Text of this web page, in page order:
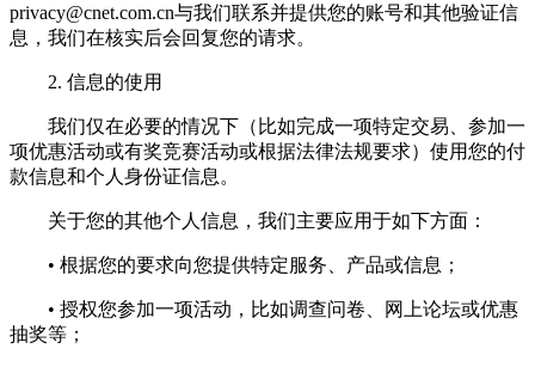
privacy@cnet.com.cn与我们联系并提供您的账号和其他验证信
息，我们在核实后会回复您的请求。
2. 信息的使用
我们仅在必要的情况下（比如完成一项特定交易、参加一
项优惠活动或有奖竞赛活动或根据法律法规要求）使用您的付
款信息和个人身份证信息。
关于您的其他个人信息，我们主要应用于如下方面：
• 根据您的要求向您提供特定服务、产品或信息；
• 授权您参加一项活动，比如调查问卷、网上论坛或优惠
抽奖等；